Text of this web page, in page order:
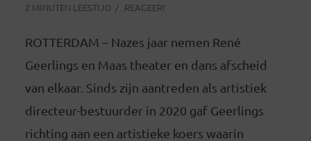
2 MINUTEN LEESTIJD
REAGEER!
ROTTERDAM – Nazes jaar nemen René
Geerlings en Maas theater en dans afscheid
van elkaar. Sinds zijn aantreden als artistiek
directeur-bestuurder in 2020 gaf Geerlings
richting aan een artistieke koers waarin